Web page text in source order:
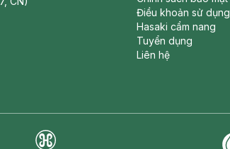
Điều khoản sử dụng
Hasaki cẩm nang
Tuyển dụng
Liên hệ